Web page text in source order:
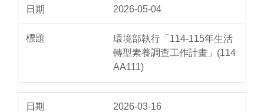
2026-05-04
環境部執行「114-115年生活
轉型素養調查工作計畫」(114
AA111)
2026-03-16